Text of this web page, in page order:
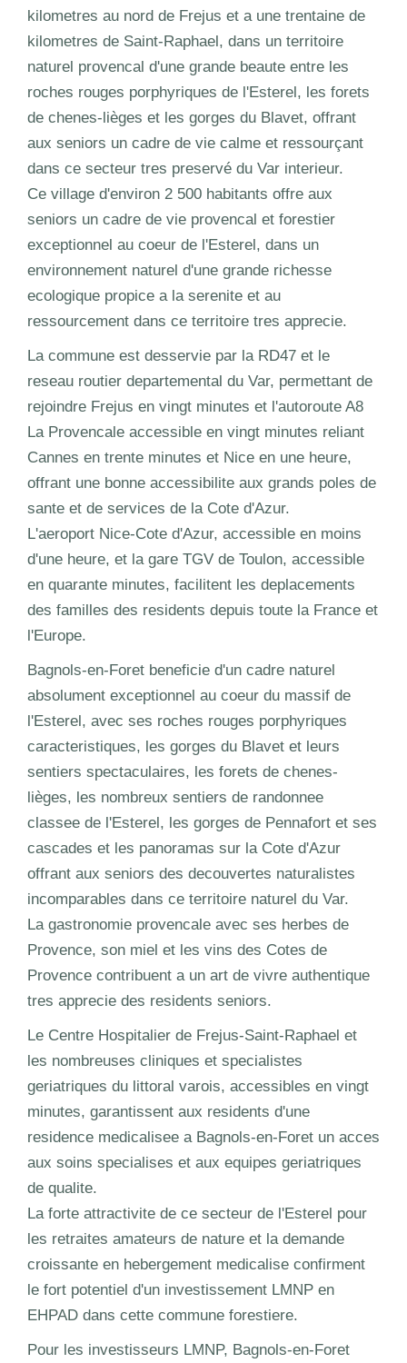
kilometres au nord de Frejus et a une trentaine de
kilometres de Saint-Raphael, dans un territoire
naturel provencal d'une grande beaute entre les
roches rouges porphyriques de l'Esterel, les forets
de chenes-lièges et les gorges du Blavet, offrant
aux seniors un cadre de vie calme et ressourçant
dans ce secteur tres preservé du Var interieur.
Ce village d'environ 2 500 habitants offre aux
seniors un cadre de vie provencal et forestier
exceptionnel au coeur de l'Esterel, dans un
environnement naturel d'une grande richesse
ecologique propice a la serenite et au
ressourcement dans ce territoire tres apprecie.
La commune est desservie par la RD47 et le
reseau routier departemental du Var, permettant de
rejoindre Frejus en vingt minutes et l'autoroute A8
La Provencale accessible en vingt minutes reliant
Cannes en trente minutes et Nice en une heure,
offrant une bonne accessibilite aux grands poles de
sante et de services de la Cote d'Azur.
L'aeroport Nice-Cote d'Azur, accessible en moins
d'une heure, et la gare TGV de Toulon, accessible
en quarante minutes, facilitent les deplacements
des familles des residents depuis toute la France et
l'Europe.
Bagnols-en-Foret beneficie d'un cadre naturel
absolument exceptionnel au coeur du massif de
l'Esterel, avec ses roches rouges porphyriques
caracteristiques, les gorges du Blavet et leurs
sentiers spectaculaires, les forets de chenes-
lièges, les nombreux sentiers de randonnee
classee de l'Esterel, les gorges de Pennafort et ses
cascades et les panoramas sur la Cote d'Azur
offrant aux seniors des decouvertes naturalistes
incomparables dans ce territoire naturel du Var.
La gastronomie provencale avec ses herbes de
Provence, son miel et les vins des Cotes de
Provence contribuent a un art de vivre authentique
tres apprecie des residents seniors.
Le Centre Hospitalier de Frejus-Saint-Raphael et
les nombreuses cliniques et specialistes
geriatriques du littoral varois, accessibles en vingt
minutes, garantissent aux residents d'une
residence medicalisee a Bagnols-en-Foret un acces
aux soins specialises et aux equipes geriatriques
de qualite.
La forte attractivite de ce secteur de l'Esterel pour
les retraites amateurs de nature et la demande
croissante en hebergement medicalise confirment
le fort potentiel d'un investissement LMNP en
EHPAD dans cette commune forestiere.
Pour les investisseurs LMNP, Bagnols-en-Foret